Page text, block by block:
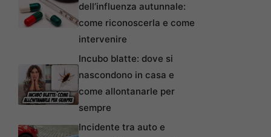
dell’influenza autunnale:
come riconoscerla e come
intervenire
Incubo blatte: dove si
nascondono in casa e
come allontanarle per
sempre
Incidente tra auto e